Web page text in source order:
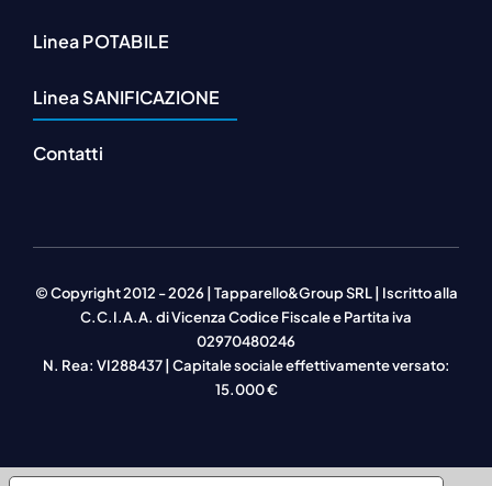
Linea POTABILE
Linea SANIFICAZIONE
Contatti
© Copyright 2012 - 2026 | Tapparello&Group SRL | Iscritto alla
C.C.I.A.A. di Vicenza Codice Fiscale e Partita iva
02970480246
N. Rea: VI288437 | Capitale sociale effettivamente versato:
15.000 €